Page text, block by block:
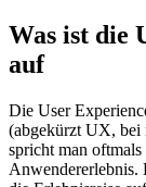
Was ist die
auf
Die User
(abgekürzt UX, bei
spricht man
Anwendererlebnis.